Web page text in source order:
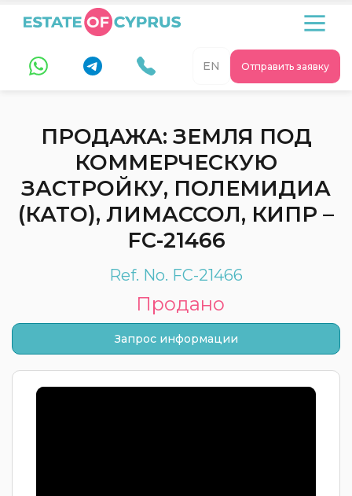
Отправить заявку
EN
ПРОДАЖА: ЗЕМЛЯ ПОД
КОММЕРЧЕСКУЮ
ЗАСТРОЙКУ, ПОЛЕМИДИА
(КАТО), ЛИМАССОЛ, КИПР –
FC-21466
Ref. No. FC-21466
Продано
Запрос информации